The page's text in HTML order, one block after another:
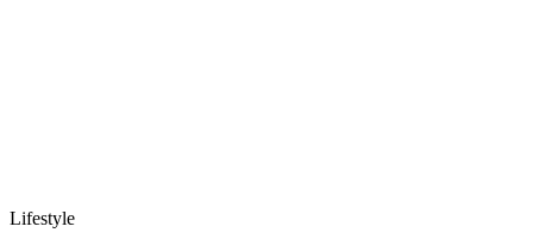
Lifestyle